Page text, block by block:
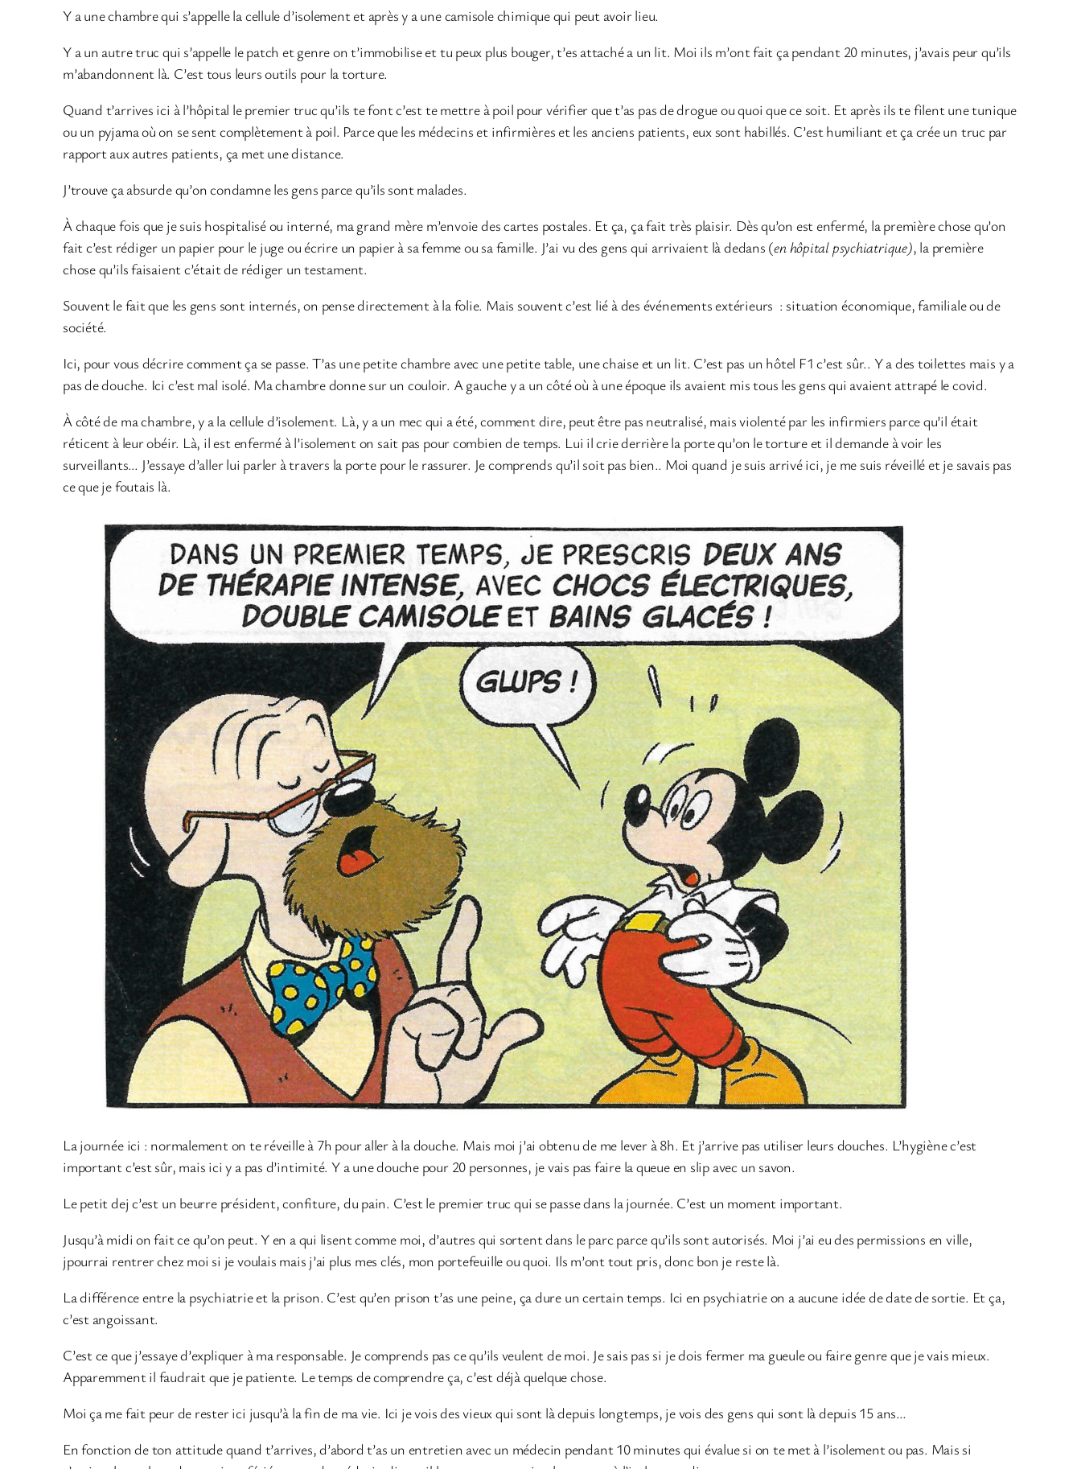
Y a une chambre qui s’appelle la cellule d’isolement et après y a une camisole chimique qui peut avoir lieu.
Y a un autre truc qui s’appelle le patch et genre on t’immobilise et tu peux plus bouger, t’es attaché a un lit. Moi ils m’ont fait ça pendant 20 minutes, j’avais peur qu’ils
m’abandonnent là. C’est tous leurs outils pour la torture.
Quand t’arrives ici à l’hôpital le premier truc qu’ils te font c’est te mettre à poil pour vérifier que t’as pas de drogue ou quoi que ce soit. Et après ils te filent une tunique
ou un pyjama où on se sent complètement à poil. Parce que les médecins et infirmières et les anciens patients, eux sont habillés. C’est humiliant et ça crée un truc par
rapport aux autres patients, ça met une distance.
J’trouve ça absurde qu’on condamne les gens parce qu’ils sont malades.
À chaque fois que je suis hospitalisé ou interné, ma grand mère m’envoie des cartes postales. Et ça, ça fait très plaisir. Dès qu’on est enfermé, la première chose qu’on
fait c’est rédiger un papier pour le juge ou écrire un papier à sa femme ou sa famille. J’ai vu des gens qui arrivaient là dedans (en hôpital psychiatrique), la première
chose qu’ils faisaient c’était de rédiger un testament.
Souvent le fait que les gens sont internés, on pense directement à la folie. Mais souvent c’est lié à des événements extérieurs : situation économique, familiale ou de
société.
Ici, pour vous décrire comment ça se passe. T’as une petite chambre avec une petite table, une chaise et un lit. C’est pas un hôtel F1 c’est sûr.. Y a des toilettes mais y a
pas de douche. Ici c’est mal isolé. Ma chambre donne sur un couloir. A gauche y a un côté où à une époque ils avaient mis tous les gens qui avaient attrapé le covid.
À côté de ma chambre, y a la cellule d’isolement. Là, y a un mec qui a été, comment dire, peut être pas neutralisé, mais violenté par les infirmiers parce qu’il était
réticent à leur obéir. Là, il est enfermé à l’isolement on sait pas pour combien de temps. Lui il crie derrière la porte qu’on le torture et il demande à voir les
surveillants… J’essaye d’aller lui parler à travers la porte pour le rassurer. Je comprends qu’il soit pas bien.. Moi quand je suis arrivé ici, je me suis réveillé et je savais pas
ce que je foutais là.
La journée ici : normalement on te réveille à 7h pour aller à la douche. Mais moi j’ai obtenu de me lever à 8h. Et j’arrive pas utiliser leurs douches. L’hygiène c’est
important c’est sûr, mais ici y a pas d’intimité. Y a une douche pour 20 personnes, je vais pas faire la queue en slip avec un savon.
Le petit dej c’est un beurre président, confiture, du pain. C’est le premier truc qui se passe dans la journée. C’est un moment important.
Jusqu’à midi on fait ce qu’on peut. Y en a qui lisent comme moi, d’autres qui sortent dans le parc parce qu’ils sont autorisés. Moi j’ai eu des permissions en ville,
jpourrai rentrer chez moi si je voulais mais j’ai plus mes clés, mon portefeuille ou quoi. Ils m’ont tout pris, donc bon je reste là.
La différence entre la psychiatrie et la prison. C’est qu’en prison t’as une peine, ça dure un certain temps. Ici en psychiatrie on a aucune idée de date de sortie. Et ça,
c’est angoissant.
C’est ce que j’essaye d’expliquer à ma responsable. Je comprends pas ce qu’ils veulent de moi. Je sais pas si je dois fermer ma gueule ou faire genre que je vais mieux.
Apparemment il faudrait que je patiente. Le temps de comprendre ça, c’est déjà quelque chose.
Moi ça me fait peur de rester ici jusqu’à la fin de ma vie. Ici je vois des vieux qui sont là depuis longtemps, je vois des gens qui sont là depuis 15 ans…
En fonction de ton attitude quand t’arrives, d’abord t’as un entretien avec un médecin pendant 10 minutes qui évalue si on te met à l’isolement ou pas. Mais si